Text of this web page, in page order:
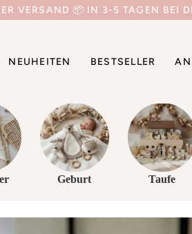
VERSAND 📦 IN 3-5 TAGEN BEI
NEUHEITEN BESTSELLER
Geburt Taufe